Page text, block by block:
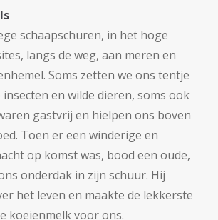
schaapschuren, in het hoge
langs de weg, aan meren en
Soms zetten we ons tentje
en wilde dieren, soms ook
gastvrij en hielpen ons boven
Toen er een winderige en
op komst was, bood een oude,
onderdak in zijn schuur. Hij
het leven en maakte de lekkerste
koeienmelk voor ons.